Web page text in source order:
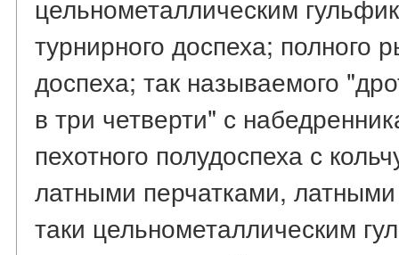
цельнометаллическим
турнирного доспеха; полного
доспеха; так называемого
в три четверти" с
пехотного полудоспеха с
латными перчатками,
таки цельнометаллическим